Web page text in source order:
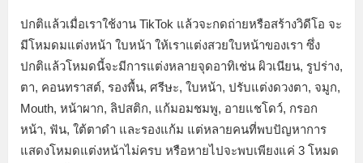
ปกติแล้วเมื่อเราใช้งาน TikTok แล้วจะกดถ่ายหรือสร้างวิดีโอ จะ
มีโหมดมแต่งหน้า ใบหน้า ให้เราแต่งสวยใบหน้าของเรา ซึ่ง
ปกติแล้วโหมดนี้จะมีการแต่งหลายจุดอาทิเช่น ผิวเนียน, รูปร่าง,
ตา, คอนทราสต์, รองพื้น, ศรีษะ, ใบหน้า, ปรับแต่งดวงตา, จมูก,
Mouth, หน้าผาก, ลิปสติก, แก้มอมชมพู, อายแชโดว์, กรอก
หน้า, ฟัน, ใต้ตาดำ และรองแก้ม แต่หลายคนที่พบปัญหาการ
แสดงโหมดแต่งหน้าไม่ครบ หรือหายไปจะพบเพียงแค่ 3 โหมด